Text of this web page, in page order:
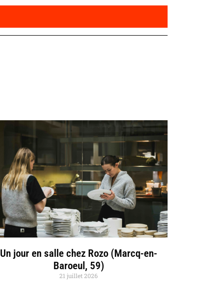
Un jour en salle chez Rozo (Marcq-en-
Baroeul, 59)
21 juillet 2026